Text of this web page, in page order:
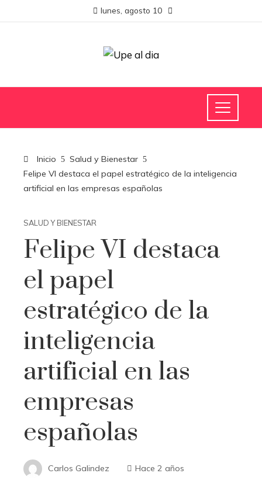
lunes, agosto 10
Inicio
Salud y Bienestar
Felipe VI destaca el papel estratégico de la inteligencia
artificial en las empresas españolas
SALUD Y BIENESTAR
Felipe VI destaca
el papel
estratégico de la
inteligencia
artificial en las
empresas
españolas
Carlos Galindez Hace 2 años